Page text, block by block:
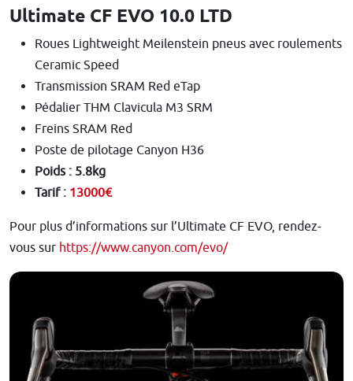
Ultimate CF EVO 10.0 LTD
Roues Lightweight Meilenstein pneus avec roulements
Ceramic Speed
Transmission SRAM Red eTap
Pédalier THM Clavicula M3 SRM
Freins SRAM Red
Poste de pilotage Canyon H36
Poids : 5.8kg
Tarif : 13000€
Pour plus d’informations sur l’Ultimate CF EVO, rendez-
vous sur https://www.canyon.com/evo/